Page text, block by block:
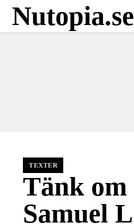
Nutopia.se
TEXTER
Tänk om
Samuel